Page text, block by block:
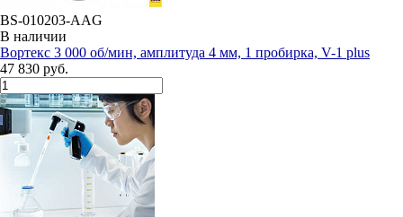
BS-010203-AAG
В наличии
Вортекс 3 000 об/мин, амплитуда 4 мм, 1 пробирка, V-1 plus
47 830 руб.